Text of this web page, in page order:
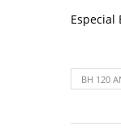
Especial
BH 120